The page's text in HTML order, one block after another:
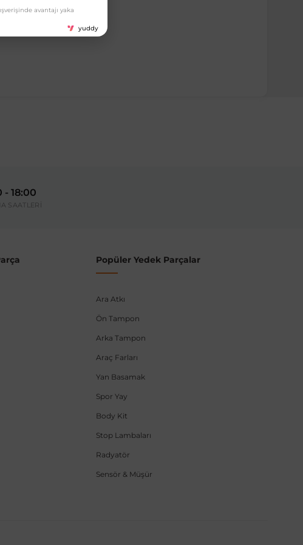
numarası veya şasi numarası ile uyumluluğu kontrol
- 18:00
SAATLERİ
Popüler Yedek Parçalar
Ara Atkı
Ön Tampon
Arka Tampon
Araç Farları
Yan Basamak
Spor Yay
Body Kit
Stop Lambaları
Radyatör
Sensör & Müşür
avantajı yaka
yuddy